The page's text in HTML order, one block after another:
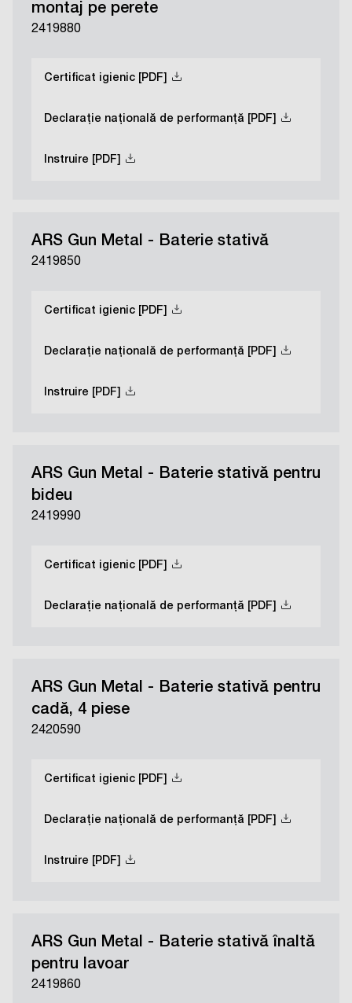
montaj pe perete
2419880
Certificat igienic [PDF]
Declarație națională de performanță [PDF]
Instruire [PDF]
ARS Gun Metal - Baterie stativă
2419850
Certificat igienic [PDF]
Declarație națională de performanță [PDF]
Instruire [PDF]
ARS Gun Metal - Baterie stativă pentru
bideu
2419990
Certificat igienic [PDF]
Declarație națională de performanță [PDF]
ARS Gun Metal - Baterie stativă pentru
cadă, 4 piese
2420590
Certificat igienic [PDF]
Declarație națională de performanță [PDF]
Instruire [PDF]
ARS Gun Metal - Baterie stativă înaltă
pentru lavoar
2419860